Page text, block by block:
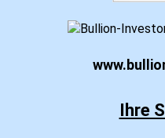
Ihre